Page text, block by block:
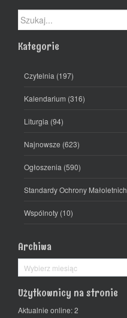
Szukaj:
Kategorie
Czytelnia (197)
Kalendarium (316)
Liturgia (94)
Najnowsze (623)
Ogłoszenia (590)
Standardy Ochrony Małoletnich
Wspólnoty (10)
Archiwa
Archiwa
Użytkownicy na stronie
Aktualnie online: 2